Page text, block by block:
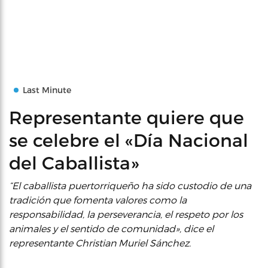
Last Minute
Representante quiere que
se celebre el «Día Nacional
del Caballista»
“El caballista puertorriqueño ha sido custodio de una
tradición que fomenta valores como la
responsabilidad, la perseverancia, el respeto por los
animales y el sentido de comunidad», dice el
representante Christian Muriel Sánchez.